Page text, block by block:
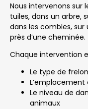
Nous intervenons sur
tuiles, dans un arbre,
dans les combles,
près d’une cheminée.
Chaque intervention
Le type de
Le niveau de
animaux